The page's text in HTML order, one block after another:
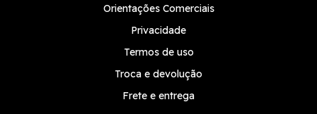
Orientações Comerciais
Privacidade
Termos de uso
Troca e devolução
Frete e entrega